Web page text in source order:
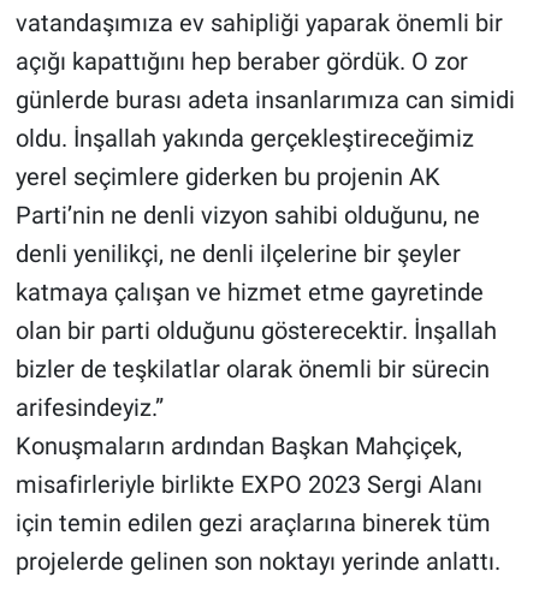
vatandaşımıza ev sahipliği yaparak önemli bir
açığı kapattığını hep beraber gördük. O zor
günlerde burası adeta insanlarımıza can simidi
oldu. İnşallah yakında gerçekleştireceğimiz
yerel seçimlere giderken bu projenin AK
Parti’nin ne denli vizyon sahibi olduğunu, ne
denli yenilikçi, ne denli ilçelerine bir şeyler
katmaya çalışan ve hizmet etme gayretinde
olan bir parti olduğunu gösterecektir. İnşallah
bizler de teşkilatlar olarak önemli bir sürecin
arifesindeyiz.”
Konuşmaların ardından Başkan Mahçiçek,
misafirleriyle birlikte EXPO 2023 Sergi Alanı
için temin edilen gezi araçlarına binerek tüm
projelerde gelinen son noktayı yerinde anlattı.